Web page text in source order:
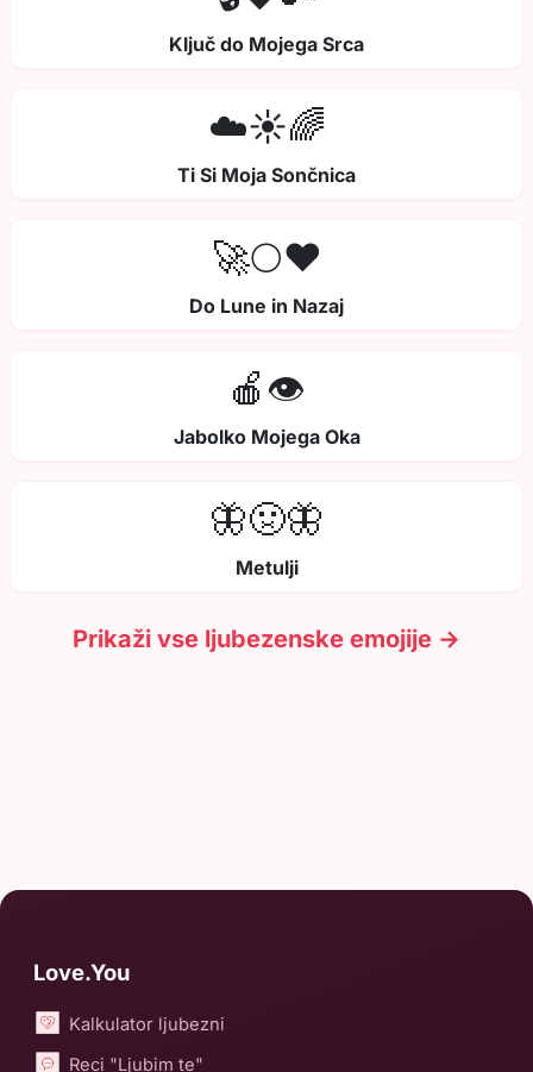
Ključ do Mojega Srca
☁️☀️🌈
Ti Si Moja Sončnica
🚀🌕❤️
Do Lune in Nazaj
🍎👁️
Jabolko Mojega Oka
🦋🤢🦋
Metulji
Prikaži vse ljubezenske emojije →
Love.You
Kalkulator ljubezni
Reci "Ljubim te"